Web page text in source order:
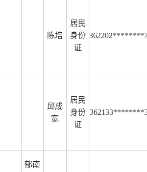
陈培
居民
身份
证
邱成
宽
居民
身份
证
郁南